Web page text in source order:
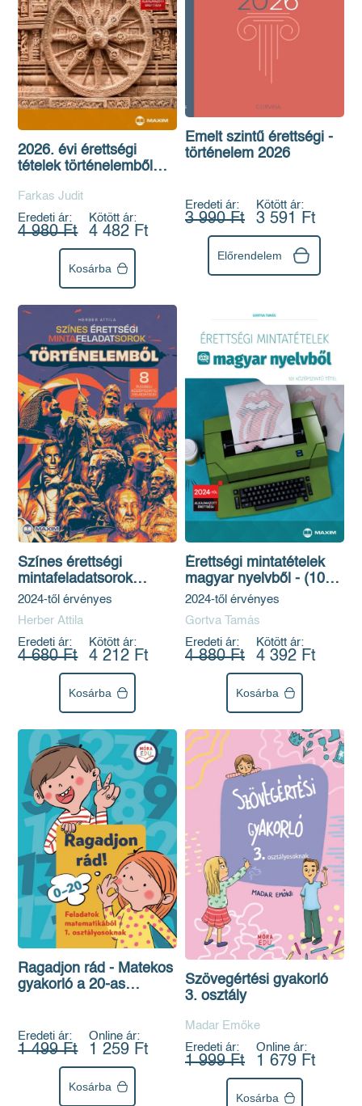
2026. évi érettségi
tételek történelemből
tematika)
Farkas Judit
Eredeti ár:
4 980 Ft
Kötött ár:
4 482 Ft
Kosárba
Emelt szintű érettségi -
történelem 2026
Eredeti ár:
3 990 Ft
Kötött ár:
3 591 Ft
Előrendelem
Színes érettségi
mintafeladatsorok
történelemből (8 írásbeli
2024-től érvényes
Herber Attila
Eredeti ár:
4 680 Ft
Kötött ár:
4 212 Ft
Kosárba
Érettségi mintatételek
magyar nyelvből - (101
középszintű tétel)
2024-től érvényes
Gortva Tamás
Eredeti ár:
4 880 Ft
Kötött ár:
4 392 Ft
Kosárba
Ragadjon rád - Matekos
gyakorló a 20-as
Eredeti ár:
1 499 Ft
Online ár:
1 259 Ft
Kosárba
Szövegértési gyakorló
3. osztály
Madar Emőke
Eredeti ár:
1 999 Ft
Online ár:
1 679 Ft
Kosárba